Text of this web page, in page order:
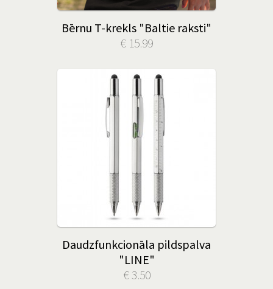
Bērnu T-krekls "Baltie raksti"
€ 15.99
Daudzfunkcionāla pildspalva
"LINE"
€ 3.50